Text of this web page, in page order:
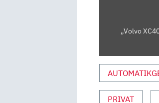
MOTOR
UND
SPORT“
VON
„Volvo
PRIVAT